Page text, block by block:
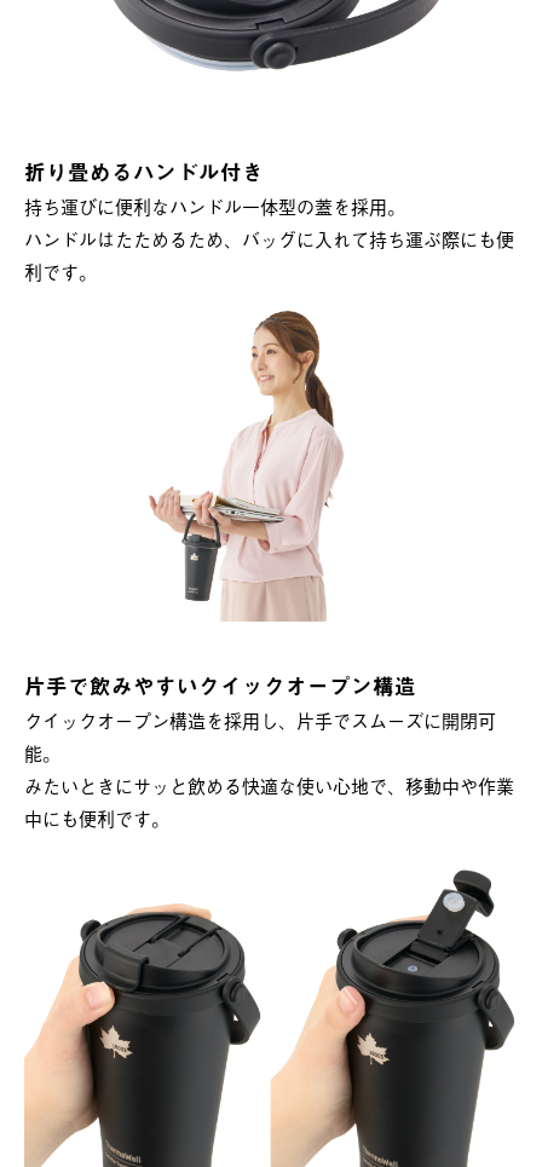
折り畳めるハンドル付き
持ち運びに便利なハンドル一体型の蓋を採用。
ハンドルはたためるため、バッグに入れて持ち運ぶ際にも便
利です。
片手で飲みやすいクイックオープン構造
クイックオープン構造を採用し、片手でスムーズに開閉可
能。
みたいときにサッと飲める快適な使い心地で、移動中や作業
中にも便利です。